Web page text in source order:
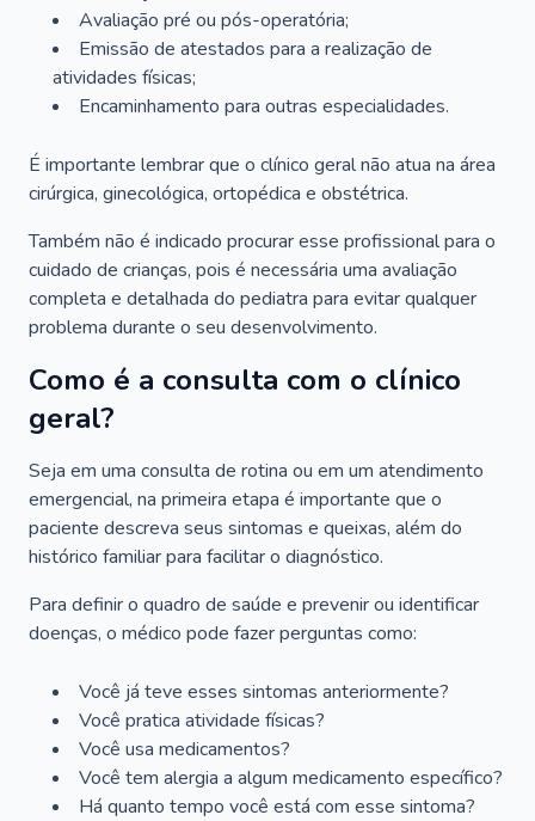
Avaliação pré ou pós-operatória;
Emissão de atestados para a realização de
atividades físicas;
Encaminhamento para outras especialidades.
É importante lembrar que o clínico geral não atua na área
cirúrgica, ginecológica, ortopédica e obstétrica.
Também não é indicado procurar esse profissional para o
cuidado de crianças, pois é necessária uma avaliação
completa e detalhada do pediatra para evitar qualquer
problema durante o seu desenvolvimento.
Como é a consulta com o clínico
geral?
Seja em uma consulta de rotina ou em um atendimento
emergencial, na primeira etapa é importante que o
paciente descreva seus sintomas e queixas, além do
histórico familiar para facilitar o diagnóstico.
Para definir o quadro de saúde e prevenir ou identificar
doenças, o médico pode fazer perguntas como:
Você já teve esses sintomas anteriormente?
Você pratica atividade físicas?
Você usa medicamentos?
Você tem alergia a algum medicamento específico?
Há quanto tempo você está com esse sintoma?